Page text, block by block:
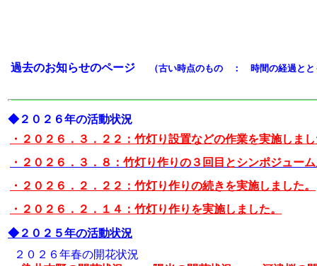
過去のお知らせのページ （古い時点のもの ： 時間の経過とと
◆２０２６年の活動状況
・２０２６．３．２２：竹灯り設置などの作業を実施しま
・２０２６．３．８：竹灯り作りの３回目とシンポジュー
・２０２６．２．２２：竹灯り作りの続きを実施しました。
・２０２６．２．１４：竹灯り作りを実施しました。
◆２０２５年の活動状況
２０２６年春の開花状況